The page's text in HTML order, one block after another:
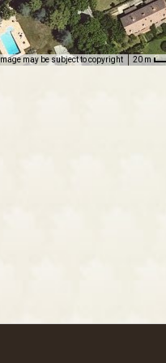
Image may be subject to copyright 20 m